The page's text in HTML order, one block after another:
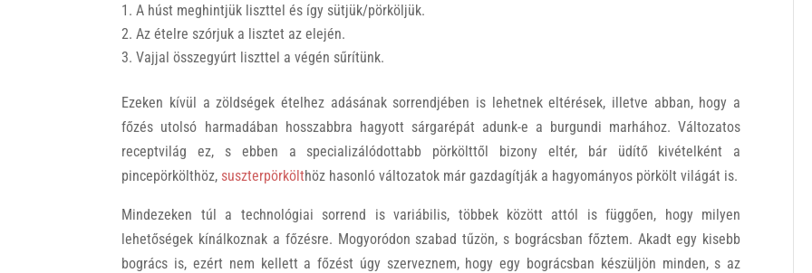
A húst meghintjük liszttel és így sütjük/pörköljük.
Az ételre szórjuk a lisztet az elején.
Vajjal összegyúrt liszttel a végén sűrítünk.
Ezeken kívül a zöldségek ételhez adásának sorrendjében is lehetnek eltérések, illetve abban, hogy a
főzés utolsó harmadában hosszabbra hagyott sárgarépát adunk-e a burgundi marhához. Változatos
receptvilág ez, s ebben a specializálódottabb pörkölttől bizony eltér, bár üdítő kivételként a
pincepörkölthöz, suszterpörkölthöz hasonló változatok már gazdagítják a hagyományos pörkölt világát is.
Mindezeken túl a technológiai sorrend is variábilis, többek között attól is függően, hogy milyen
lehetőségek kínálkoznak a főzésre. Mogyoródon szabad tűzön, s bográcsban főztem. Akadt egy kisebb
bogrács is, ezért nem kellett a főzést úgy szerveznem, hogy egy bográcsban készüljön minden, s az